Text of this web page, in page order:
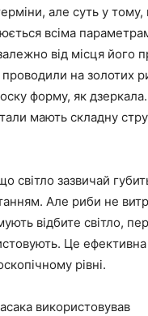
але суть у
всіма
від місця його
на золотих
форму, як
мають складну
світло зазвичай
Але риби не
відбите світло,
Це ефективна
рівні.
використовував